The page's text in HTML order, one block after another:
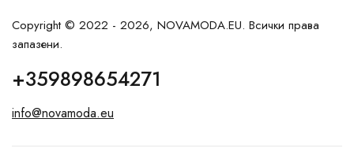
Copyright © 2022 - 2026, NOVAMODA.EU. Всички права
запазени.
+359898654271
info@novamoda.eu